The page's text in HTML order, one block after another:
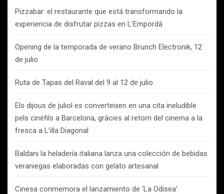
Pizzabar: el restaurante que está transformando la
experiencia de disfrutar pizzas en L’Empordà
Opening de la temporada de verano Brunch Electronik, 12
de julio
Ruta de Tapas del Raval del 9 al 12 de julio
Els dijous de juliol es converteixen en una cita ineludible
pels cinèfils a Barcelona, gràcies al retorn del cinema a la
fresca a L’illa Diagonal
Baldani la heladería italiana lanza una colección de bebidas
veraniegas elaboradas con gelato artesanal
Cinesa conmemora el lanzamiento de ‘La Odisea’